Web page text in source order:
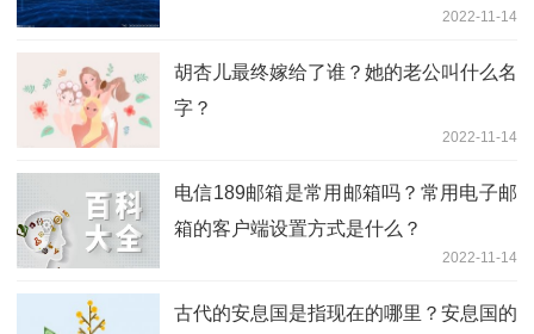
2022-11-14
胡杏儿最终嫁给了谁？她的老公叫什么名
字？
2022-11-14
电信189邮箱是常用邮箱吗？常用电子邮
箱的客户端设置方式是什么？
2022-11-14
古代的安息国是指现在的哪里？安息国的